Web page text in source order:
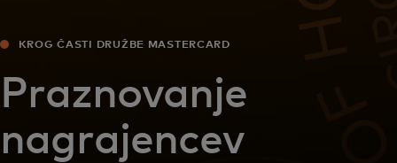
KROG ČASTI DRUŽBE MASTERCARD
Praznovanje
nagrajencev